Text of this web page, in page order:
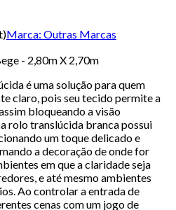
)Marca: Outras Marcas
- 2,80m X 2,70m
é uma solução para quem
claro, pois seu tecido permite a
bloqueando a visão
rolo translúcida branca possui
um toque delicado e
a decoração de onde for
em que a claridade seja
e até mesmo ambientes
Ao controlar a entrada de
cenas com um jogo de